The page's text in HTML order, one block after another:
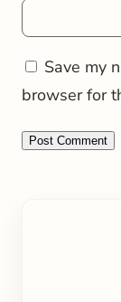
Save my
browser for